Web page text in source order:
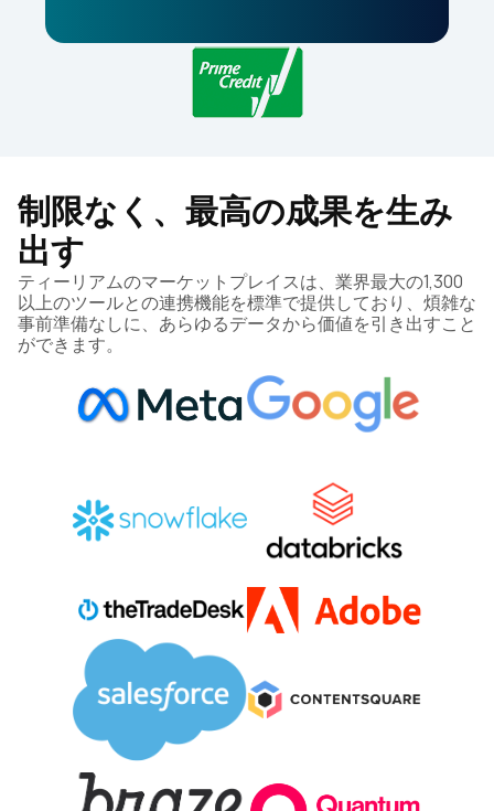
制限なく、最高の成果を生み
出す
ティーリアムのマーケットプレイスは、業界最大の1,300
以上のツールとの連携機能を標準で提供しており、煩雑な
事前準備なしに、あらゆるデータから価値を引き出すこと
ができます。